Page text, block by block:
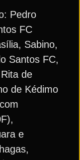
Pedro
FC
Sabino,
Santos FC,
de
de Kédimo
e